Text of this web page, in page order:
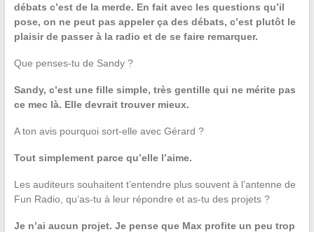
débats c’est de la merde. En fait avec les questions qu’il
pose, on ne peut pas appeler ça des débats, c’est plutôt le
plaisir de passer à la radio et de se faire remarquer.
Que penses-tu de Sandy ?
Sandy, c’est une fille simple, très gentille qui ne mérite pas
ce mec là. Elle devrait trouver mieux.
A ton avis pourquoi sort-elle avec Gérard ?
Tout simplement parce qu’elle l’aime.
Les auditeurs souhaitent t’entendre plus souvent à l’antenne de
Fun Radio, qu’as-tu à leur répondre et as-tu des projets ?
Je n’ai aucun projet. Je pense que Max profite un peu trop